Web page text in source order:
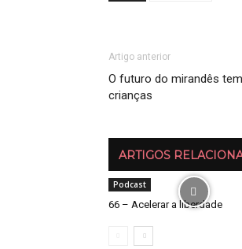
Artigo anterior
O futuro do mirandês
crianças
ARTIGOS
Podcast
66 – Acelerar a liberdade